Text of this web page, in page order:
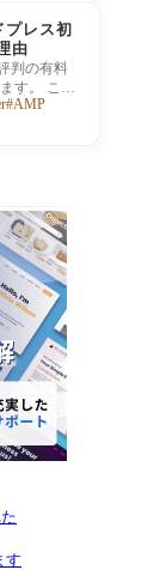
レス初
由
判の有料
す。 この
私自身がf
AMP
す